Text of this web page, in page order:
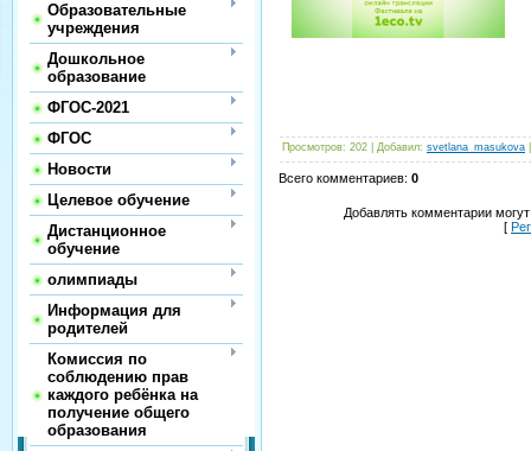
Образовательные
учреждения
Дошкольное
образование
ФГОС-2021
ФГОС
Новости
Целевое обучение
Дистанционное
обучение
олимпиады
Информация для
родителей
Комиссия по
соблюдению прав
каждого ребёнка на
получение общего
образования
Просмотров: 202 Добавил: svetlana_masukova
Всего комментариев: 0
Добавлять комментарии
[